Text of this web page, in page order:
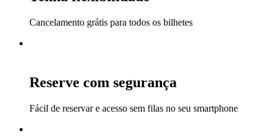
Cancelamento grátis para todos os bilhetes
Reserve com segurança
Fácil de reservar e acesso sem filas no seu smartphone